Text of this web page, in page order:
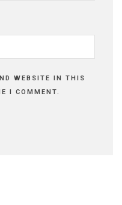
WEBSITE IN THIS
I COMMENT.